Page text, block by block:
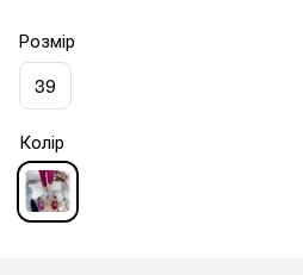
Розмір
39
Колір